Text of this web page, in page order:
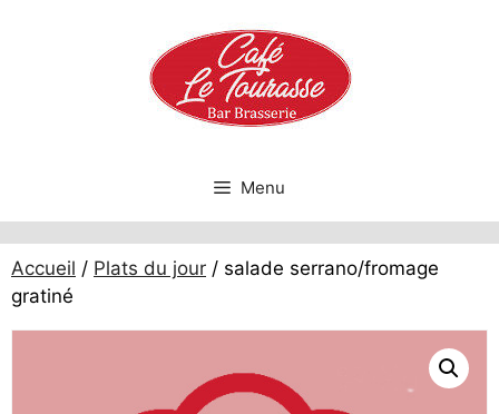
Menu
Accueil / Plats du jour / salade serrano/fromage
gratiné